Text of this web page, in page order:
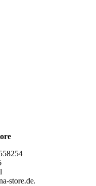
store.de.